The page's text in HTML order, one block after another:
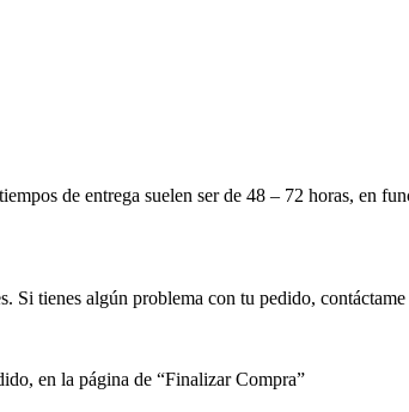
de entrega suelen ser de 48 – 72 horas, en
Si tienes algún problema con tu pedido,
en la página de “Finalizar Compra”